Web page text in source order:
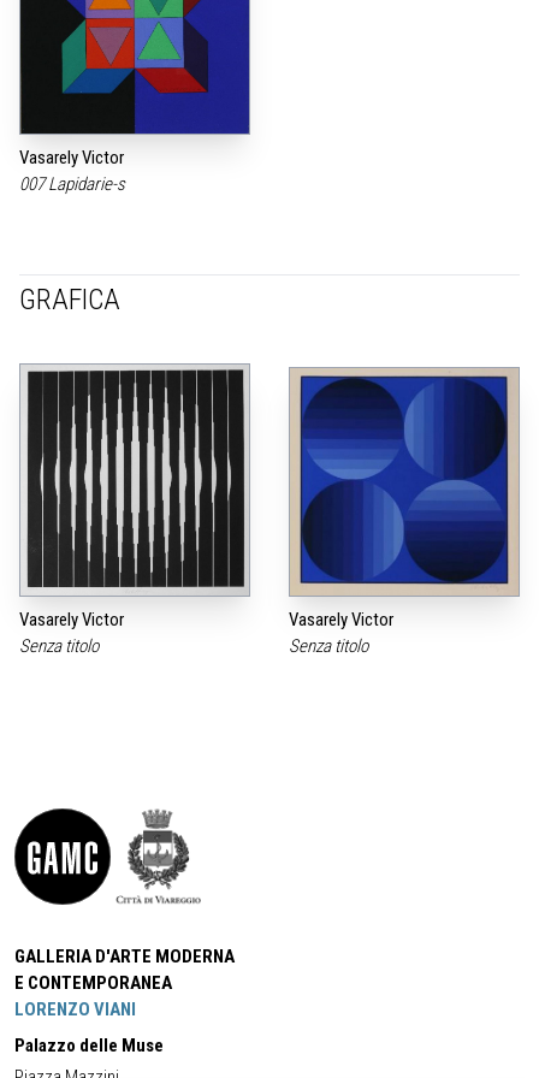
Vasarely Victor
007 Lapidarie-s
GRAFICA
Vasarely Victor
Senza titolo
Vasarely Victor
Senza titolo
GALLERIA D'ARTE MODERNA
E CONTEMPORANEA
LORENZO VIANI
Palazzo delle Muse